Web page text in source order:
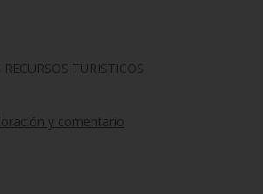
TURISTICOS
y comentario